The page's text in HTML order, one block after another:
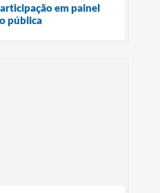
em painel
pública